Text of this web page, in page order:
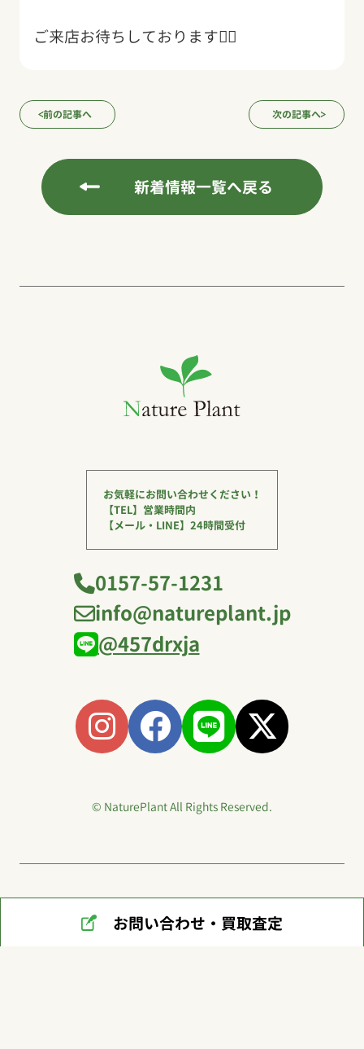
ご来店お待ちしております🙇‍♂️
前の記事へ 次の記事へ
新着情報一覧へ戻る
お気軽にお問い合わせください！
【TEL】営業時間内
【メール・LINE】24時間受付
0157-57-1231
info@natureplant.jp
@457drxja
© NaturePlant All Rights Reserved.
お問い合わせ・買取査定